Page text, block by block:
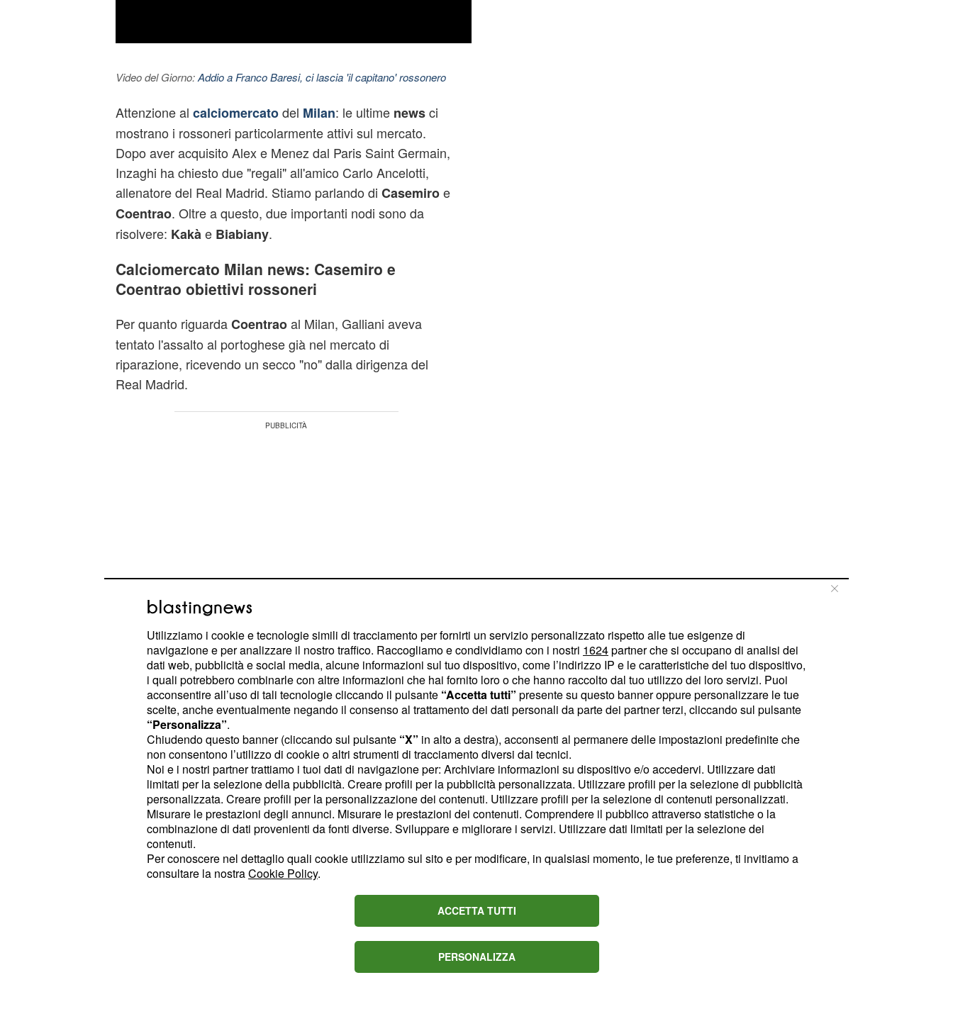
Video del Giorno:Addio a Franco Baresi, ci lascia 'il capitano' rossonero
Attenzione al calciomercato del Milan: le ultime newsci
mostrano i rossoneri particolarmente attivi sul mercato.
Dopo aver acquisito Alex e Menez dal Paris Saint Germain,
Inzaghi ha chiesto due "regali" all'amico Carlo Ancelotti,
allenatore del Real Madrid. Stiamo parlando di Casemiroe
Coentrao. Oltre a questo, due importanti nodi sono da
risolvere: Kakà e Biabiany.
Calciomercato Milan news: Casemiro e
Coentrao obiettivi rossoneri
Per quanto riguardaCoentraoal Milan, Galliani aveva
tentato l'assalto al portoghese già nel mercato di
riparazione, ricevendo un secco "no" dalla dirigenza del
Real Madrid.
La trattativa si è ancora più complicata, dato che Coentrao a
giorni firmerà il rinnovo con i blancos. Discorso totalmente
diverso perCasemiro: ilcalciomercatodelMilanpotrebbe
essere ulteriormente ravvivato dall'arrivo del brasiliano alla
corte di Inzaghi. Anche ad Ancelotti fa piacere che il
brasiliano classe 92 si accasi al Milan, pertanto la trattativa
può decollare velocemente. La formula sarebbe quella del
prestito con diritto di riscatto fissato a 6 milioni di euro, ma la
dirigenza rossonera è titubante, visto che Casemiro ha le
identiche caratteristiche di De Jong.
Calciomercato Milan news, Kakà sul punto di
Utilizziamo i cookie e tecnologie simili di tracciamento per fornirti un servizio personalizzato rispetto alle tue esigenze di
navigazione e per analizzare il nostro traffico. Raccogliamo e condividiamo con i nostri 1624partner che si occupano di analisi dei
dati web, pubblicità e social media, alcune informazioni sul tuo dispositivo, come l’indirizzo IP e le caratteristiche del tuo dispositivo,
i quali potrebbero combinarle con altre informazioni che hai fornito loro o che hanno raccolto dal tuo utilizzo dei loro servizi. Puoi
acconsentire all’uso di tali tecnologie cliccando il pulsante “Accetta tutti” presente su questo banner oppure personalizzare le tue
scelte, anche eventualmente negando il consenso al trattamento dei dati personali da parte dei partner terzi, cliccando sul pulsante
“Personalizza”.
Chiudendo questo banner (cliccando sul pulsante “X” in alto a destra), acconsenti al permanere delle impostazioni predefinite che
non consentono l’utilizzo di cookie o altri strumenti di tracciamento diversi dai tecnici.
Noi e i nostri partner trattiamo i tuoi dati di navigazione per: Archiviare informazioni su dispositivo e/o accedervi. Utilizzare dati
limitati per la selezione della pubblicità. Creare profili per la pubblicità personalizzata. Utilizzare profili per la selezione di pubblicità
personalizzata. Creare profili per la personalizzazione dei contenuti. Utilizzare profili per la selezione di contenuti personalizzati.
Misurare le prestazioni degli annunci. Misurare le prestazioni dei contenuti. Comprendere il pubblico attraverso statistiche o la
combinazione di dati provenienti da fonti diverse. Sviluppare e migliorare i servizi. Utilizzare dati limitati per la selezione dei
contenuti.
Per conoscere nel dettaglio quali cookie utilizziamo sul sito e per modificare, in qualsiasi momento, le tue preferenze, ti invitiamo a
consultare la nostraCookie Policy.
ACCETTA TUTTI
PERSONALIZZA